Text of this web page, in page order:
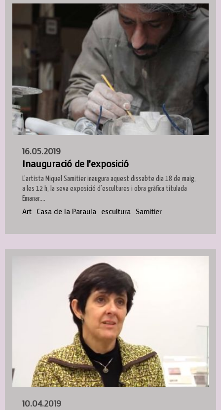
16.05.2019
Inauguració de l’exposició
L’artista Miquel Samitier inaugura aquest dissabte dia 18 de maig,
a les 12 h, la seva exposició d’escultures i obra gràfica titulada
Emanar....
Art Casa de la Paraula escultura Samitier
10.04.2019